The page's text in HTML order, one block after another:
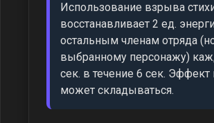
Использование взрыва
восстанавливает 2 ед.
остальным членам отряда
выбранному персонажу)
сек. в течение 6 сек. Эффект
может складываться.